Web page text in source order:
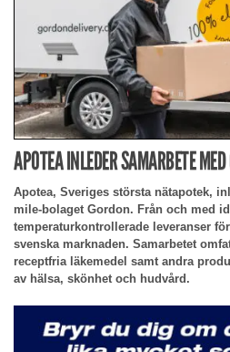
APOTEA INLEDER SAMARBETE
Apotea, Sveriges största nätapotek,
mile-bolaget Gordon. Från och med
temperaturkontrollerade leveranser
svenska marknaden. Samarbetet
receptfria läkemedel samt andra
av hälsa, skönhet och hudvård.